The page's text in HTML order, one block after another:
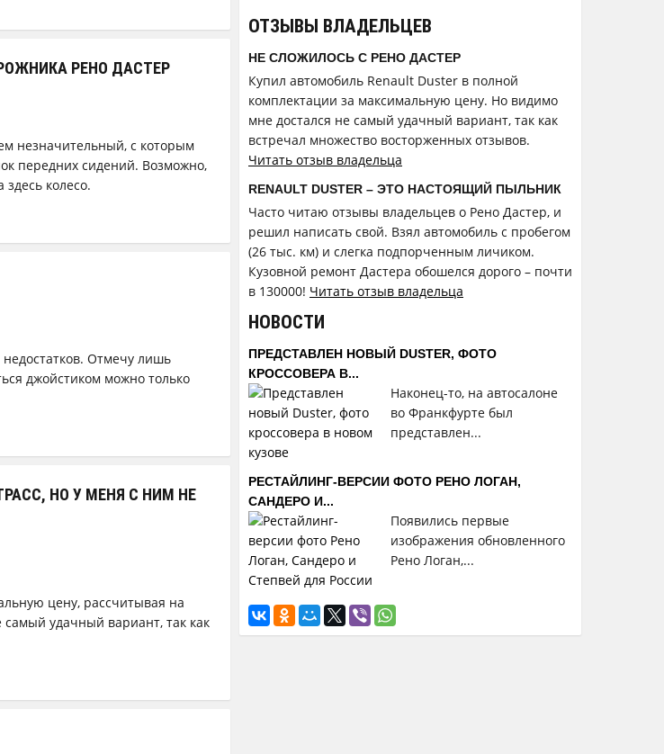
РЕНО ДАСТЕР
незначительный, с которым
передних сидений. Возможно,
колесо.
Отмечу лишь
джойстиком можно только
НО У МЕНЯ С НИМ НЕ
цену, рассчитывая на
удачный вариант, так как
ОТЗЫВЫ ВЛАДЕЛЬЦЕВ
НЕ СЛОЖИЛОСЬ С РЕНО ДАСТЕР
Купил автомобиль Renault Duster в полной
комплектации за максимальную цену. Но видимо
мне достался не самый удачный вариант, так как
встречал множество восторженных отзывов.
Читать отзыв владельца
RENAULT DUSTER – ЭТО НАСТОЯЩИЙ ПЫЛЬНИК
Часто читаю отзывы владельцев о Рено Дастер, и
решил написать свой. Взял автомобиль с пробегом
(26 тыс. км) и слегка подпорченным личиком.
Кузовной ремонт Дастера обошелся дорого – почти
в 130000! Читать отзыв владельца
НОВОСТИ
ПРЕДСТАВЛЕН НОВЫЙ DUSTER, ФОТО
КРОССОВЕРА В...
Наконец-то, на автосалоне
во Франкфурте был
представлен...
РЕСТАЙЛИНГ-ВЕРСИИ ФОТО РЕНО ЛОГАН,
САНДЕРО И...
Появились первые
изображения обновленного
Рено Логан,...